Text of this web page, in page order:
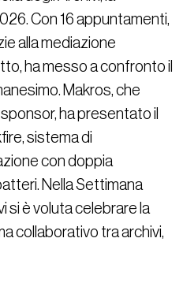
Con 16 appuntamenti,
alla mediazione
ha messo a confronto il
Makros, che
ha presentato il
sistema di
con doppia
Nella Settimana
si è volutacelebrare la
collaborativo tra archivi,